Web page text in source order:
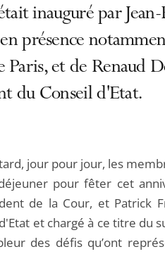
inauguré par
présence
et de Renaud
du Conseil d'Etat.
jour pour jour, les
pour fêter cet
de la Cour, et Patrick
et chargé à ce titre du
des défis qu’ont